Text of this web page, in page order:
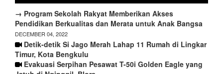
→ Program Sekolah Rakyat Memberikan Akses
Pendidikan Berkualitas dan Merata untuk Anak Bangsa
DECEMBER 04, 2022
Detik-detik Si Jago Merah Lahap 11 Rumah di Lingkar
Timur, Kota Bengkulu
Evakuasi Serpihan Pesawat T-50i Golden Eagle yang